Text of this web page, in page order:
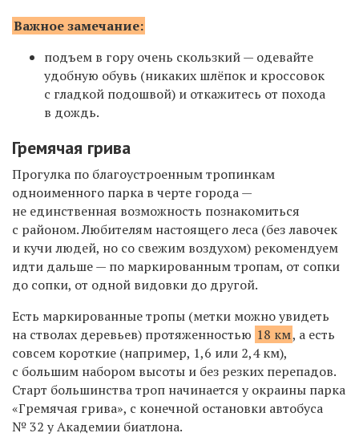
Важное замечание:
подъем в гору очень скользкий — одевайте
удобную обувь (никаких шлёпок и кроссовок
с гладкой подошвой) и откажитесь от похода
в дождь.
Гремячая грива
Прогулка по благоустроенным тропинкам
одноименного парка в черте города —
не единственная возможность познакомиться
с районом. Любителям настоящего леса (без лавочек
и кучи людей, но со свежим воздухом) рекомендуем
идти дальше — по маркированным тропам, от сопки
до сопки, от одной видовки до другой.
Есть маркированные тропы (метки можно увидеть
на стволах деревьев) протяженностью 18 км, а есть
совсем короткие (например, 1,6 или 2,4 км),
с большим набором высоты и без резких перепадов.
Старт большинства троп начинается у окраины парка
«Гремячая грива», с конечной остановки автобуса
№ 32 у Академии биатлона.